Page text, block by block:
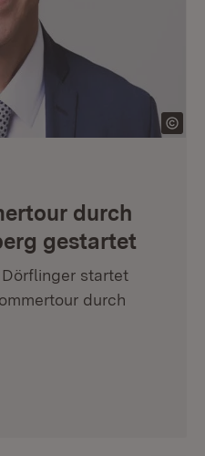
durch
gestartet
startet
durch